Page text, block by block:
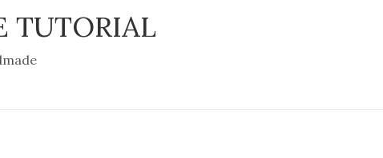
TUTORIAL